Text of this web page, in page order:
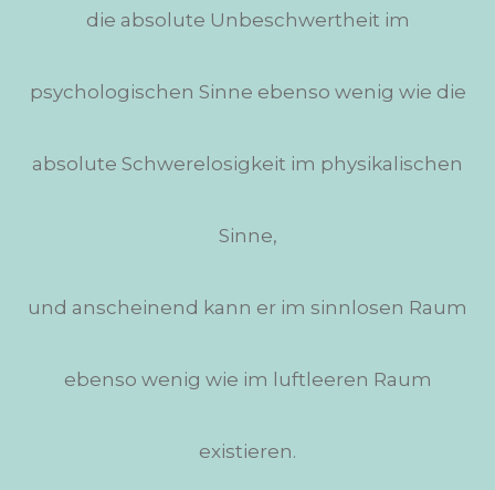
die absolute Unbeschwertheit im
psychologischen Sinne ebenso wenig wie die
absolute Schwerelosigkeit im physikalischen
Sinne,
und anscheinend kann er im sinnlosen Raum
ebenso wenig wie im luftleeren Raum
existieren.